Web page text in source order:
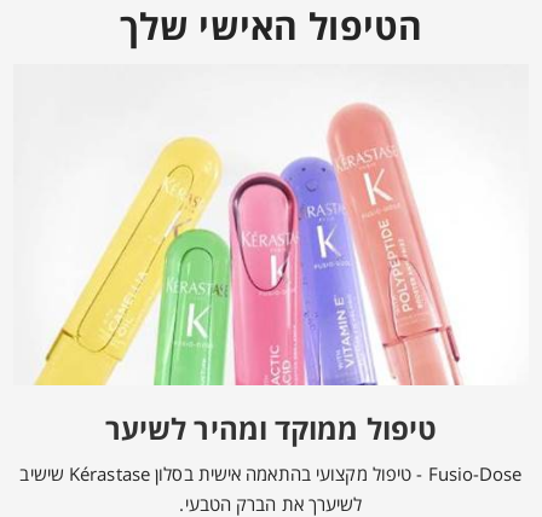
הטיפול האישי שלך
טיפול ממוקד ומהיר לשיער
Fusio-Dose - טיפול מקצועי בהתאמה אישית בסלון Kérastase שישיב
לשיערך את הברק הטבעי.